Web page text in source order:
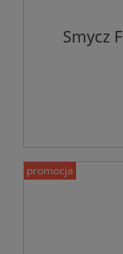
Smycz
promocja